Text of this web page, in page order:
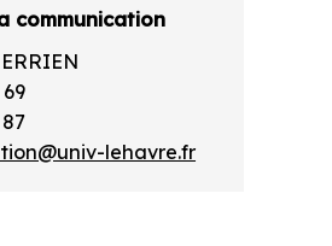
communication
lehavre.fr